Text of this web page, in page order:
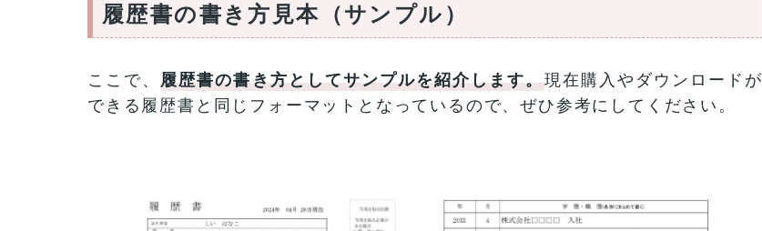
履歴書の書き方見本（サンプル）
ここで、履歴書の書き方としてサンプルを紹介します。現在購入やダウンロードが
できる履歴書と同じフォーマットとなっているので、ぜひ参考にしてください。